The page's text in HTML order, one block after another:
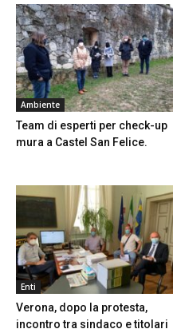
Ambiente
Team di esperti per check-up
mura a Castel San Felice.
Enti
Verona, dopo la protesta,
incontro tra sindaco e titolari